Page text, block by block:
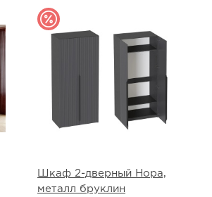
Шкаф 2-дверный Нора,
металл бруклин